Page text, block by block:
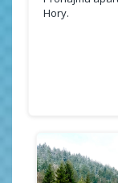
Hory.